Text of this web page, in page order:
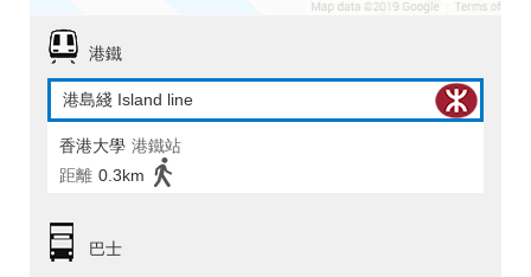
港鐵
港島綫 Island line
香港大學 港鐵站
距離 0.3km
巴士